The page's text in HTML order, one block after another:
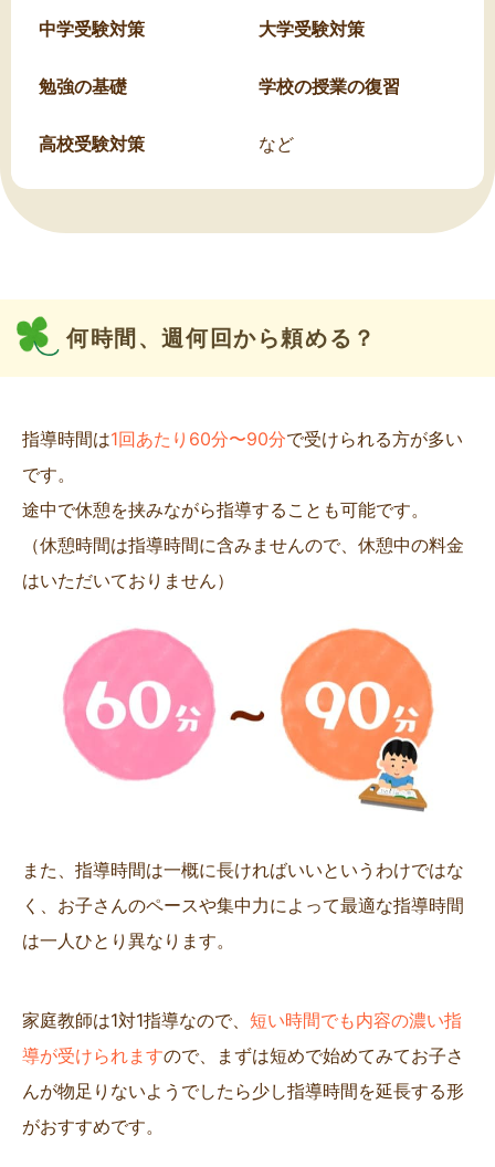
中学受験対策 大学受験対策
勉強の基礎 学校の授業の復習
高校受験対策 など
何時間、週何回から頼める？
指導時間は1回あたり60分〜90分で受けられる方が多い
です。
途中で休憩を挟みながら指導することも可能です。
（休憩時間は指導時間に含みませんので、休憩中の料金
はいただいておりません）
また、指導時間は一概に長ければいいというわけではな
く、お子さんのペースや集中力によって最適な指導時間
は一人ひとり異なります。
家庭教師は1対1指導なので、 短い時間でも内容の濃い指
導が受けられますので、まずは短めで始めてみてお子さ
んが物足りないようでしたら少し指導時間を延長する形
がおすすめです。